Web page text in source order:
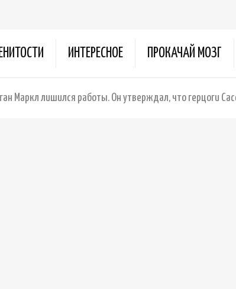
ИНТЕРЕСНОЕ ПРОКАЧАЙ МОЗГ
Маркл лишился работы. Он утверждал, что герцоги